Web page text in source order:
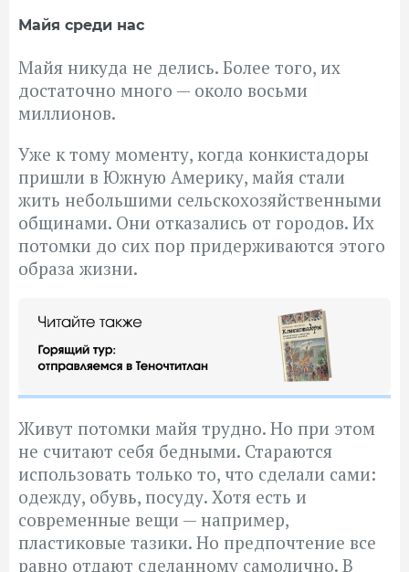
Майя среди нас
Майя никуда не делись. Более того, их
достаточно много — около восьми
миллионов.
Уже к тому моменту, когда конкистадоры
пришли в Южную Америку, майя стали
жить небольшими сельскохозяйственными
общинами. Они отказались от городов. Их
потомки до сих пор придерживаются этого
образа жизни.
Живут потомки майя трудно. Но при этом
не считают себя бедными. Стараются
использовать только то, что сделали сами:
одежду, обувь, посуду. Хотя есть и
современные вещи — например,
пластиковые тазики. Но предпочтение все
равно отдают сделанному самолично. В